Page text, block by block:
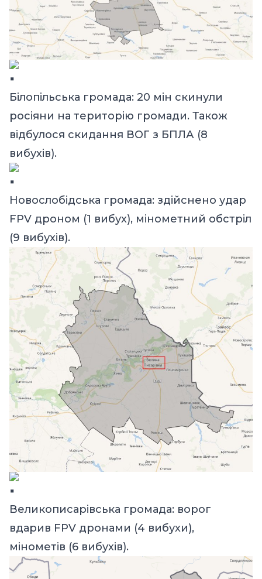
Білопільська громада: 20 мін скинули
росіяни на територію громади. Також
відбулося скидання ВОГ з БПЛА (8
вибухів).
Новослобідська громада: здійснено удар
FPV дроном (1 вибух), мінометний обстріл
(9 вибухів).
Великописарівська громада: ворог
вдарив FPV дронами (4 вибухи),
мінометів (6 вибухів).